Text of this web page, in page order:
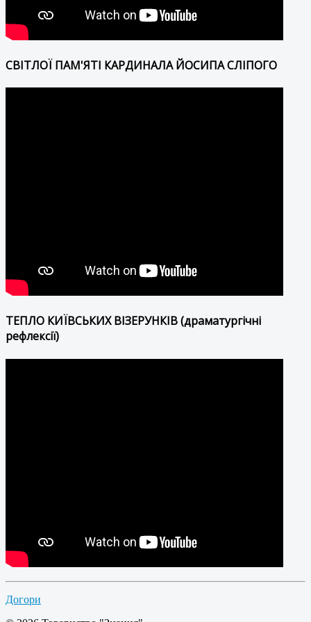
СВІТЛОЇ ПАМ'ЯТІ КАРДИНАЛА ЙОСИПА СЛІПОГО
ТЕПЛО КИЇВСЬКИХ ВІЗЕРУНКІВ (драматургічні
рефлексії)
Догори